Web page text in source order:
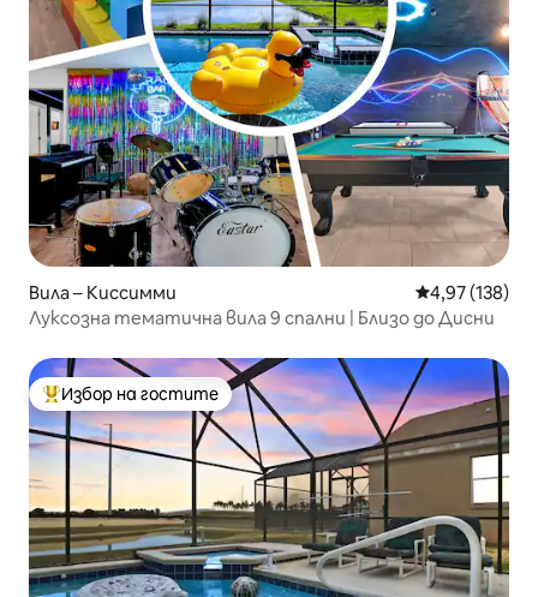
Вила – Киссимми Средна
4,97 (138)
Луксозна тематична вила 9 спални | Близо до Дисни
Най-популярен избор на гостите
Избор на гостите